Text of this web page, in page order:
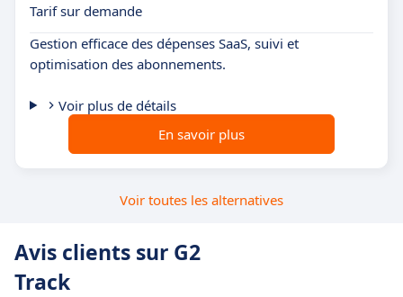
Tarif sur demande
Gestion efficace des dépenses SaaS, suivi et
optimisation des abonnements.
Voir plus de détails
En savoir plus
Voir toutes les alternatives
Avis clients sur G2
Track